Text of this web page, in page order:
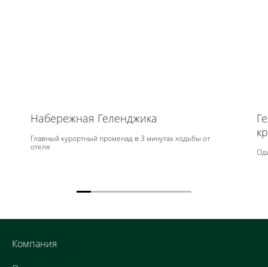
Набережная Геленджика
Главный курортный променад в 3 минутах ходьбы от
отеля
Компания